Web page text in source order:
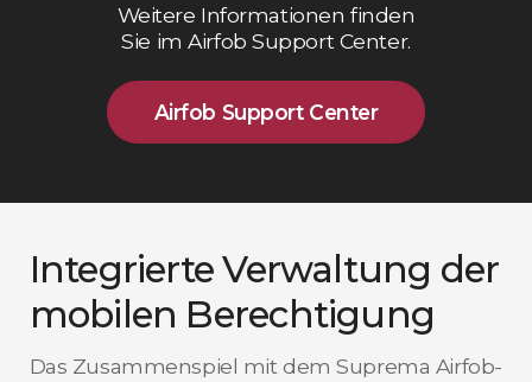
Weitere Informationen finden
Sie im Airfob Support Center.
Airfob Support Center
Integrierte Verwaltung der
mobilen Berechtigung
Das Zusammenspiel mit dem Suprema Airfob-